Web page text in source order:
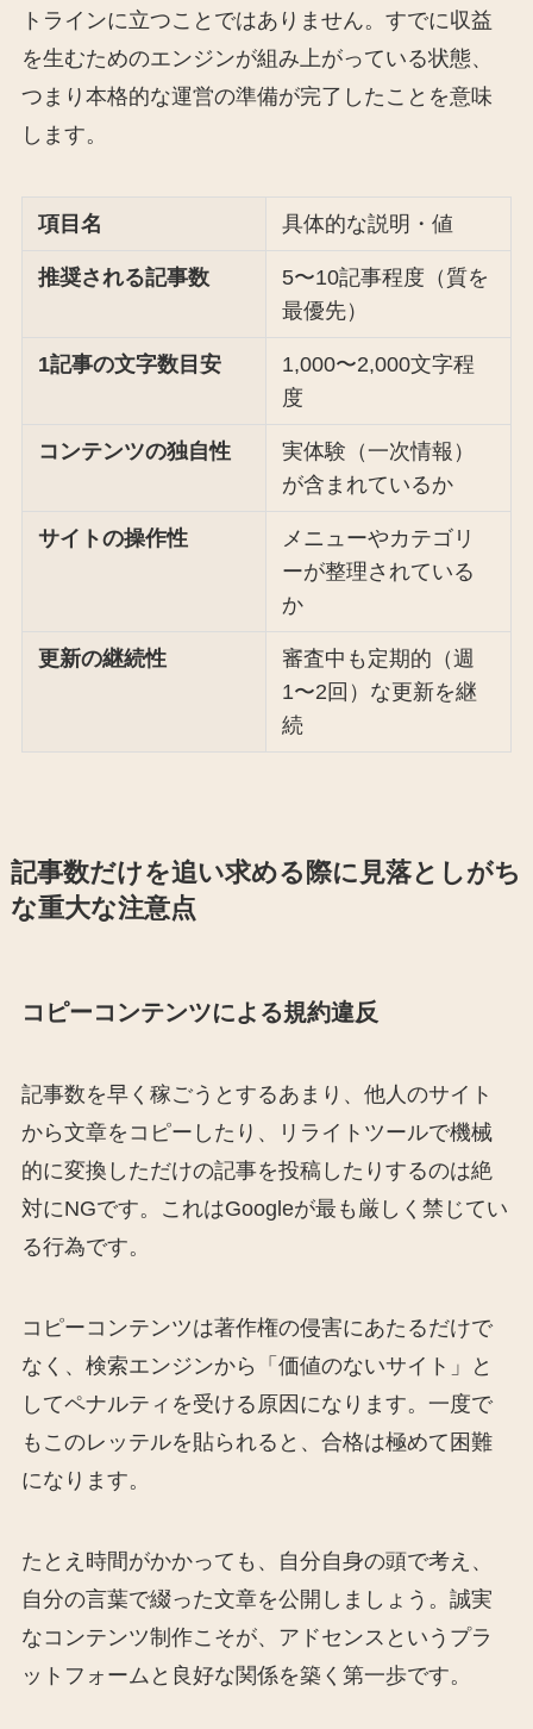
トラインに立つことではありません。すでに収益
を生むためのエンジンが組み上がっている状態、
つまり本格的な運営の準備が完了したことを意味
します。
項目名 具体的な説明・値
推奨される記事数
5〜10記事程度（質を
最優先）
1記事の文字数目安
1,000〜2,000文字程
度
コンテンツの独自性
実体験（一次情報）
が含まれているか
サイトの操作性
メニューやカテゴリ
ーが整理されている
か
更新の継続性
審査中も定期的（週
1〜2回）な更新を継
続
記事数だけを追い求める際に見落としがち
な重大な注意点
コピーコンテンツによる規約違反
記事数を早く稼ごうとするあまり、他人のサイト
から文章をコピーしたり、リライトツールで機械
的に変換しただけの記事を投稿したりするのは絶
対にNGです。これはGoogleが最も厳しく禁じてい
る行為です。
コピーコンテンツは著作権の侵害にあたるだけで
なく、検索エンジンから「価値のないサイト」と
してペナルティを受ける原因になります。一度で
もこのレッテルを貼られると、合格は極めて困難
になります。
たとえ時間がかかっても、自分自身の頭で考え、
自分の言葉で綴った文章を公開しましょう。誠実
なコンテンツ制作こそが、アドセンスというプラ
ットフォームと良好な関係を築く第一歩です。